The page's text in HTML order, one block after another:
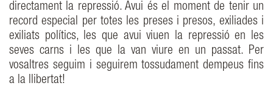
directament la repressió. Avui és el moment de tenir un
record especial per totes les preses i presos, exiliades i
exiliats polítics, les que avui viuen la repressió en les
seves carns i les que la van viure en un passat. Per
vosaltres seguim i seguirem tossudament dempeus fins
a la llibertat!